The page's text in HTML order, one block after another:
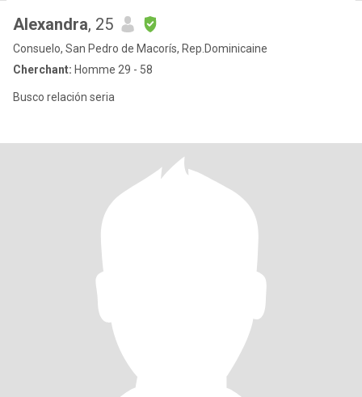
Alexandra, 25
Consuelo, San Pedro de Macorís, Rep.Dominicaine
Cherchant: Homme 29 - 58
Busco relación seria